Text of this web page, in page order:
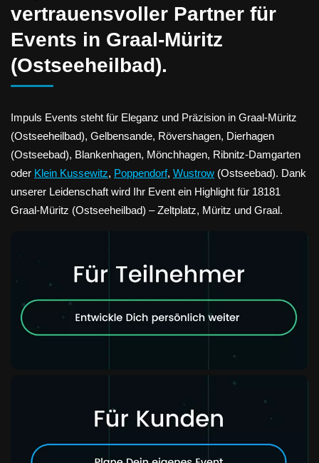
vertrauensvoller Partner für
Events in Graal-Müritz
(Ostseeheilbad).
Impuls Events steht für Eleganz und Präzision in Graal-Müritz
(Ostseeheilbad), Gelbensande, Rövershagen, Dierhagen
(Ostseebad), Blankenhagen, Mönchhagen, Ribnitz-Damgarten
oder Klein Kussewitz, Poppendorf, Wustrow (Ostseebad). Dank
unserer Leidenschaft wird Ihr Event ein Highlight für 18181
Graal-Müritz (Ostseeheilbad) – Zeltplatz, Müritz und Graal.